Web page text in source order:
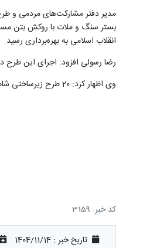
انقلاب اسلامی به بهره‌برداری رسید.
رضا رسولی افزود: اجرای این طرح
وی اظهار کرد: 20 طرح زیرساختی شامل 8 طرح مهندسی رودخانه و 12 طرح در بخش آبیاری کشاورزی همزمان با دهه فجر آماده بهره‌برداری شده است.
کد خبر: 3159
تاریخ خبر : 1404/11/14